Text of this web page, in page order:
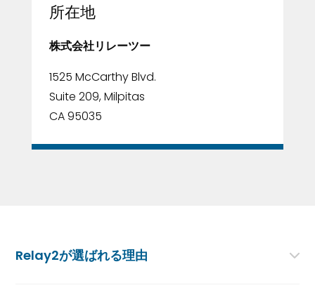
所在地
株式会社リレーツー
1525 McCarthy Blvd.
Suite 209, Milpitas
CA 95035
Relay2が選ばれる理由